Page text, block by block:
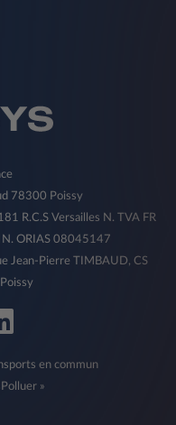
78300 Poissy
R.C.S Versailles N. TVA FR
ORIAS 08045147
Jean-Pierre TIMBAUD, CS
en commun
»